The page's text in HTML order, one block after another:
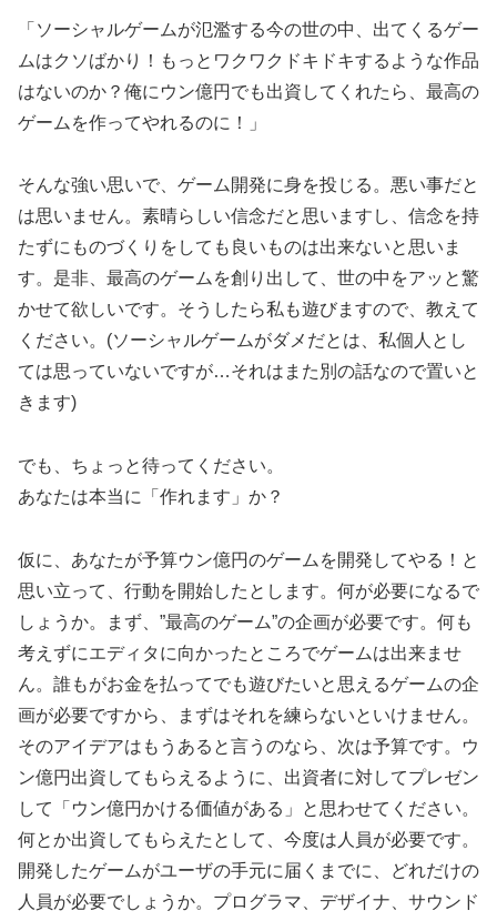
「ソーシャルゲームが氾濫する今の世の中、出てくるゲー
ムはクソばかり！もっとワクワクドキドキするような作品
はないのか？俺にウン億円でも出資してくれたら、最高の
ゲームを作ってやれるのに！」
そんな強い思いで、ゲーム開発に身を投じる。悪い事だと
は思いません。素晴らしい信念だと思いますし、信念を持
たずにものづくりをしても良いものは出来ないと思いま
す。是非、最高のゲームを創り出して、世の中をアッと驚
かせて欲しいです。そうしたら私も遊びますので、教えて
ください。(ソーシャルゲームがダメだとは、私個人とし
ては思っていないですが…それはまた別の話なので置いと
きます)
でも、ちょっと待ってください。
あなたは本当に「作れます」か？
仮に、あなたが予算ウン億円のゲームを開発してやる！と
思い立って、行動を開始したとします。何が必要になるで
しょうか。まず、”最高のゲーム”の企画が必要です。何も
考えずにエディタに向かったところでゲームは出来ませ
ん。誰もがお金を払ってでも遊びたいと思えるゲームの企
画が必要ですから、まずはそれを練らないといけません。
そのアイデアはもうあると言うのなら、次は予算です。ウ
ン億円出資してもらえるように、出資者に対してプレゼン
して「ウン億円かける価値がある」と思わせてください。
何とか出資してもらえたとして、今度は人員が必要です。
開発したゲームがユーザの手元に届くまでに、どれだけの
人員が必要でしょうか。プログラマ、デザイナ、サウンド